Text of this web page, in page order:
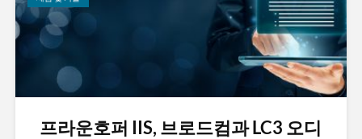
프라운호퍼 IIS, 브로드컴과 LC3 오디